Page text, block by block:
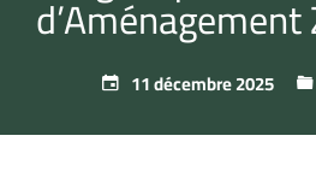
11 décembre 2025